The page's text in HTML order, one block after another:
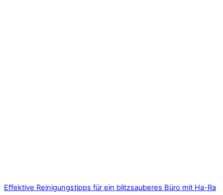
Effektive Reinigungstipps für ein blitzsauberes Büro mit Ha-Ra